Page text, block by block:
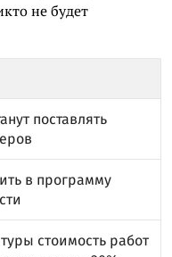
не будет
поставлять
в программу
стоимость работ